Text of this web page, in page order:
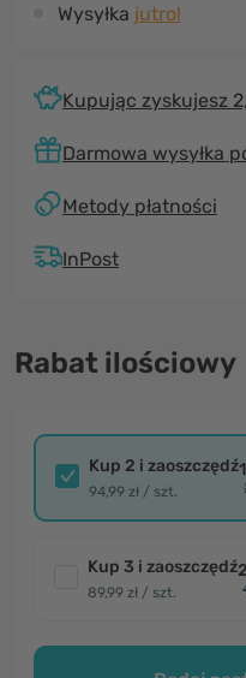
Wysyłka jutro!
Kupując zyskujesz
Darmowa wysyłka
Metody płatności
InPost
Rabat ilościowy
Kup 2 i zaoszczędź
94,99 zł / szt.
Kup 3 i zaoszczędź
89,99 zł / szt.